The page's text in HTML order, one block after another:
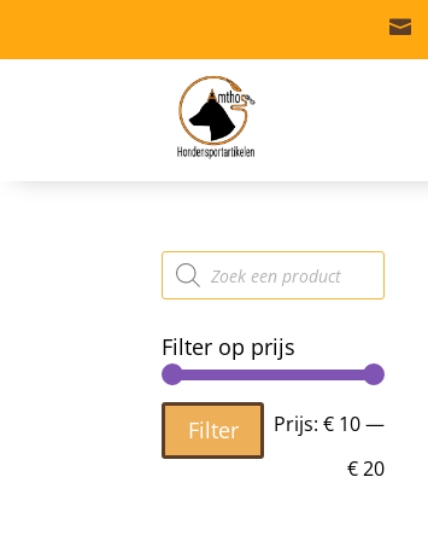

Producten
zoeken
Filter op prijs
Min.
prijs
Max.
prijs
Filter Prijs:€ 10—
€ 20